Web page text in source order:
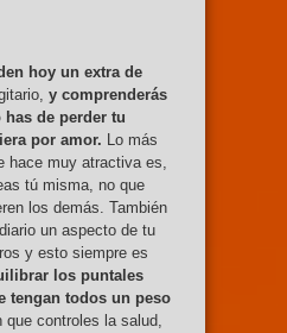
hoy un extra de
y comprenderás
de perder tu
por amor. Lo más
hace muy atractiva es,
tú misma, no que
los demás. También
un aspecto de tu
y esto siempre es
los puntales
tengan todos un peso
que controles la salud,